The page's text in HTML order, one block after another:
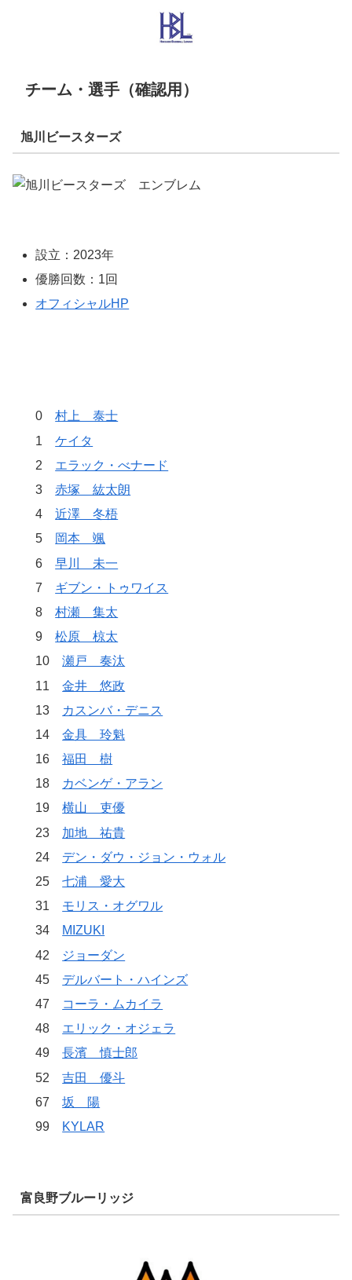
チーム・選手（確認用）
旭川ビースターズ
設立：2023年
優勝回数：1回
オフィシャルHP
0村上 泰士
1ケイタ
2 エラック・べナード
3赤塚 紘太朗
4近澤 冬梧
5
岡本 颯
6早川 未一
7 ギブン・トゥワイス
8村瀬 集太
9松原 椋太
10瀬戸 奏汰
11金井 悠政
13
カスンバ・デニス
14金具 玲魁
16福田 樹
18
カベンゲ・アラン
19横山 吏優
23 加地 祐貴
24 デン・ダウ・ジョン・ウォル
25七浦 愛大
31 モリス・オグワル
34
MIZUKI
42
ジョーダン
45 デルバート・ハインズ
47
コーラ・ムカイラ
48 エリック・オジェラ
49長濱 慎士郎
52吉田 優斗
67坂 陽
99
KYLAR
富良野ブルーリッジ